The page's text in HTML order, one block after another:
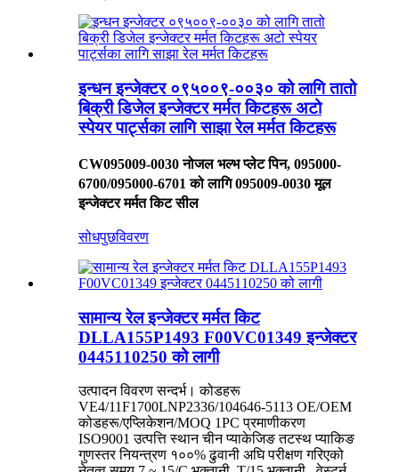
इन्धन इन्जेक्टर ०९५००९-००३० को लागि तातो
बिक्री डिजेल इन्जेक्टर मर्मत किटहरू अटो
स्पेयर पार्ट्सका लागि साझा रेल मर्मत किटहरू
CW095009-0030 नोजल भल्भ प्लेट पिन, 095000-
6700/095000-6701 को लागि 095009-0030 मूल
इन्जेक्टर मर्मत किट सील
सोधपुछविवरण
सामान्य रेल इन्जेक्टर मर्मत किट
DLLA155P1493 F00VC01349 इन्जेक्टर
0445110250 को लागी
उत्पादन विवरण सन्दर्भ। कोडहरू
VE4/11F1700LNP2336/104646-5113 OE/OEM
कोडहरू/एप्लिकेशन/MOQ 1PC प्रमाणीकरण
ISO9001 उत्पत्ति स्थान चीन प्याकेजिङ तटस्थ प्याकिङ
गुणस्तर नियन्त्रण १००% ढुवानी अघि परीक्षण गरिएको